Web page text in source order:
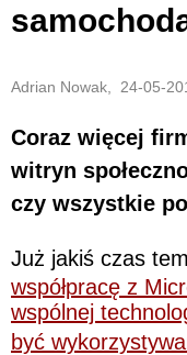
Adrian Nowak, 24-05-
Coraz więcej
witryn
czy wszystkie
Już jakiś czas
współpracę z
wspólnej
być